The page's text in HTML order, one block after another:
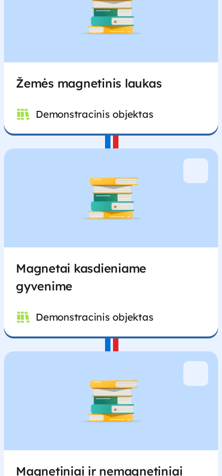
Žemės magnetinis laukas
Demonstracinis objektas
Magnetai kasdieniame
gyvenime
Demonstracinis objektas
Magnetiniai ir nemagnetiniai